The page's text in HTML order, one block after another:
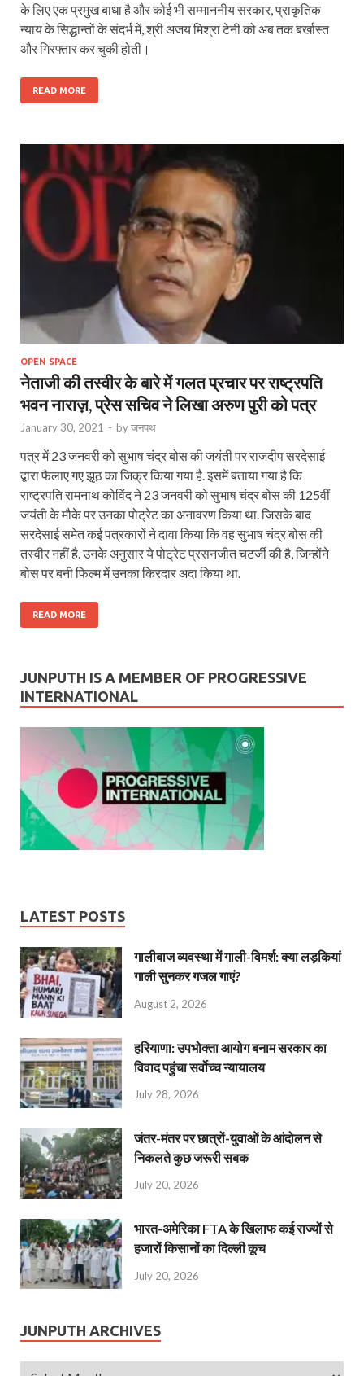
के लिए एक प्रमुख बाधा है और कोई भी सम्माननीय सरकार, प्राकृतिक
न्याय के सिद्धान्तों के संदर्भ में, श्री अजय मिश्रा टेनी को अब तक बर्खास्त
और गिरफ्तार कर चुकी होती।
READ MORE
OPEN SPACE
नेताजी की तस्वीर के बारे में गलत प्रचार पर राष्ट्रपति
भवन नाराज़, प्रेस सचिव ने लिखा अरुण पुरी को पत्र
January 30, 2021 - byजनपथ
पत्र में 23 जनवरी को सुभाष चंद्र बोस की जयंती पर राजदीप सरदेसाई
द्वारा फैलाए गए झूठ का जिक्र किया गया है. इसमें बताया गया है कि
राष्ट्रपति रामनाथ कोविंद ने 23 जनवरी को सुभाष चंद्र बोस की 125वीं
जयंती के मौके पर उनका पोट्रेट का अनावरण किया था. जिसके बाद
सरदेसाई समेत कई पत्रकारों ने दावा किया कि वह सुभाष चंद्र बोस की
तस्वीर नहीं है. उनके अनुसार ये पोट्रेट प्रसनजीत चटर्जी की है, जिन्होंने
बोस पर बनी फिल्म में उनका किरदार अदा किया था.
READ MORE
JUNPUTH IS A MEMBER OF PROGRESSIVE
INTERNATIONAL
LATEST POSTS
गालीबाज व्‍यवस्‍था में गाली-विमर्श: क्या लड़कियां
गाली सुनकर गजल गाएं?
August 2, 2026
हरियाणा: उपभोक्ता आयोग बनाम सरकार का
विवाद पहुंचा सर्वोच्च न्यायालय
July 28, 2026
जंतर-मंतर पर छात्रों-युवाओं के आंदोलन से
निकलते कुछ जरूरी सबक
July 20, 2026
भारत-अमेरिका FTA के खिलाफ कई राज्यों से
हजारों किसानों का दिल्ली कूच
July 20, 2026
JUNPUTH ARCHIVES